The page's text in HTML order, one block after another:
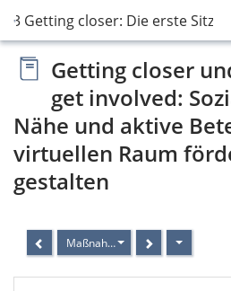
3 Getting closer: Die erste Sitzung
Getting closer
get involved:
Nähe und aktive
virtuellen Raum
gestalten
Maßnahmen zur Förderung